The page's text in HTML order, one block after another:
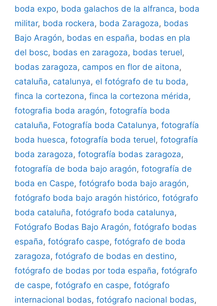
boda expo, boda galachos de la alfranca, boda
militar, boda rockera, boda Zaragoza, bodas
Bajo Aragón, bodas en españa, bodas en pla
del bosc, bodas en zaragoza, bodas teruel,
bodas zaragoza, campos en flor de aitona,
cataluña, catalunya, el fotógrafo de tu boda,
finca la cortezona, finca la cortezona mérida,
fotografia boda aragón, fotografía boda
cataluña, Fotografía boda Catalunya, fotografía
boda huesca, fotografía boda teruel, fotografía
boda zaragoza, fotografía bodas zaragoza,
fotografía de boda bajo aragón, fotografía de
boda en Caspe, fotógrafo boda bajo aragón,
fotógrafo boda bajo aragón histórico, fotógrafo
boda cataluña, fotógrafo boda catalunya,
Fotógrafo Bodas Bajo Aragón, fotógrafo bodas
españa, fotógrafo caspe, fotógrafo de boda
zaragoza, fotógrafo de bodas en destino,
fotógrafo de bodas por toda españa, fotógrafo
de caspe, fotógrafo en caspe, fotógrafo
internacional bodas, fotógrafo nacional bodas,